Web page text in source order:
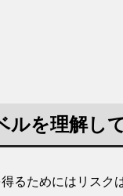
ルを理解し
るためにはリスク